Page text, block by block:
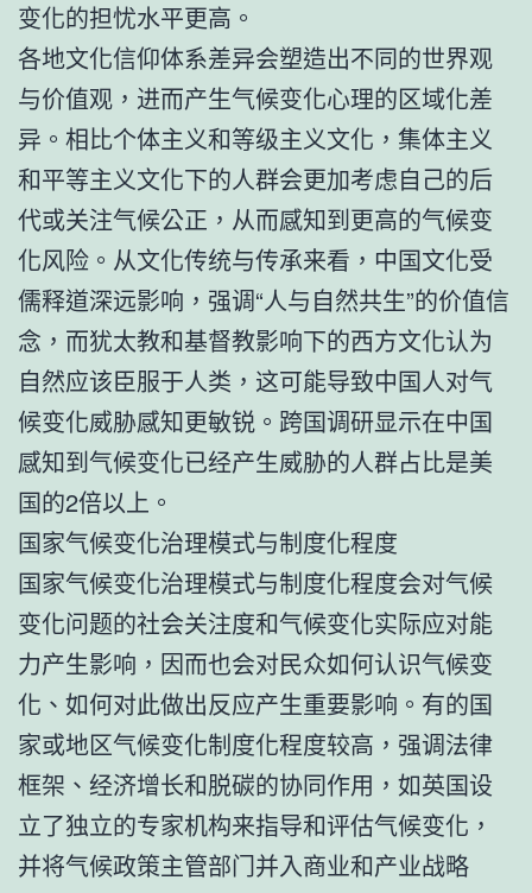
变化的担忧水平更高。
各地文化信仰体系差异会塑造出不同的世界观
与价值观，进而产生气候变化心理的区域化差
异。相比个体主义和等级主义文化，集体主义
和平等主义文化下的人群会更加考虑自己的后
代或关注气候公正，从而感知到更高的气候变
化风险。从文化传统与传承来看，中国文化受
儒释道深远影响，强调“人与自然共生”的价值信
念，而犹太教和基督教影响下的西方文化认为
自然应该臣服于人类，这可能导致中国人对气
候变化威胁感知更敏锐。跨国调研显示在中国
感知到气候变化已经产生威胁的人群占比是美
国的2倍以上。
国家气候变化治理模式与制度化程度
国家气候变化治理模式与制度化程度会对气候
变化问题的社会关注度和气候变化实际应对能
力产生影响，因而也会对民众如何认识气候变
化、如何对此做出反应产生重要影响。有的国
家或地区气候变化制度化程度较高，强调法律
框架、经济增长和脱碳的协同作用，如英国设
立了独立的专家机构来指导和评估气候变化，
并将气候政策主管部门并入商业和产业战略